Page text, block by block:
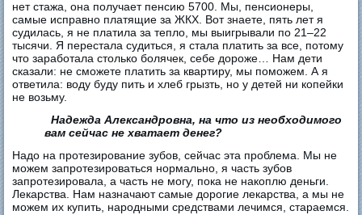
нет стажа, она получает пенсию 5700. Мы, пенсионеры,
самые исправно платящие за ЖКХ. Вот знаете, пять лет я
судилась, я не платила за тепло, мы выигрывали по 21–22
тысячи. Я перестала судиться, я стала платить за все, потому
что заработала столько болячек, себе дороже… Нам дети
сказали: не сможете платить за квартиру, мы поможем. А я
ответила: воду буду пить и хлеб грызть, но у детей ни копейки
не возьму.
Надежда Александровна, на что из необходимого
вам сейчас не хватает денег?
Надо на протезирование зубов, сейчас эта проблема. Мы не
можем запротезироваться нормально, я часть зубов
запротезировала, а часть не могу, пока не накоплю деньги.
Лекарства. Нам назначают самые дорогие лекарства, а мы не
можем их купить, народными средствами лечимся, стараемся.